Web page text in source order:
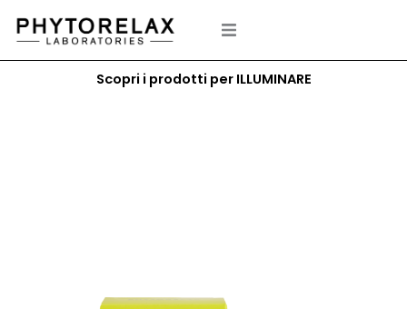
Scopri i prodotti per ILLUMINARE